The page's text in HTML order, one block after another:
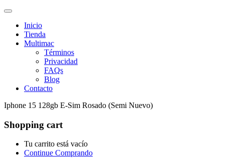
Inicio
Tienda
Multimac
Términos
Privacidad
FAQs
Blog
Contacto
Iphone 15 128gb E-Sim Rosado (Semi Nuevo)
Shopping cart
Tu carrito está vacío
Continue Comprando